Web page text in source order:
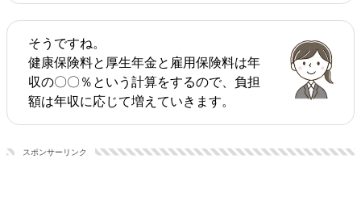
そうですね。
健康保険料と厚生年金と雇用保険料は年
収の〇〇％という計算をするので、負担
額は年収に応じて増えていきます。
スポンサーリンク